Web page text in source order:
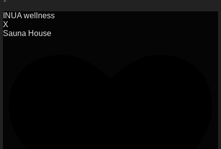
INUA wellness
X
Sauna House